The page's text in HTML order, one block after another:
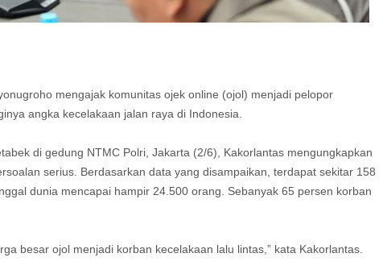
mengajak komunitas ojek online (ojol) menjadi pelopor
angka kecelakaan jalan raya di Indonesia.
di gedung NTMC Polri, Jakarta (2/6), Kakorlantas mengungkapkan
serius. Berdasarkan data yang disampaikan, terdapat sekitar 158
dunia mencapai hampir 24.500 orang. Sebanyak 65 persen korban
besar ojol menjadi korban kecelakaan lalu lintas,” kata Kakorlantas.